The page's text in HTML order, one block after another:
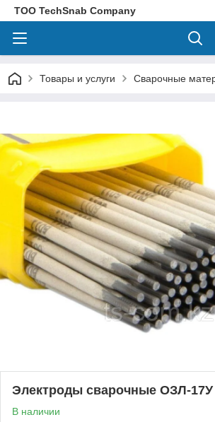
ТОО TechSnab Company
Товары и услуги Сварочные
Электроды сварочные ОЗЛ-17У
В наличии